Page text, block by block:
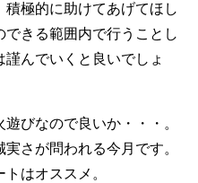
極的に助けてあげてほし
きる範囲内で行うことし
んでいくと良いでしょ
びなので良いか・・・。
さが問われる今月です。
はオススメ。